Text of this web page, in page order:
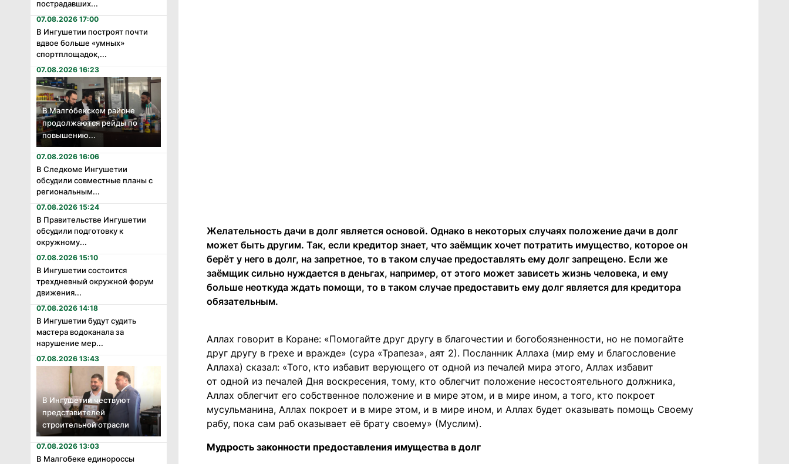
пострадавших...
07.08.2026 17:00
В Ингушетии построят почти
вдвое больше «умных»
спортплощадок,...
07.08.2026 16:23
В Малгобекском районе
продолжаются рейды по
повышению...
07.08.2026 16:06
В Следкоме Ингушетии
обсудили совместные планы с
региональным...
07.08.2026 15:24
В Правительстве Ингушетии
обсудили подготовку к
окружному...
07.08.2026 15:10
В Ингушетии состоится
трехдневный окружной форум
движения...
07.08.2026 14:18
В Ингушетии будут судить
мастера водоканала за
нарушение мер...
07.08.2026 13:43
В Ингушетии чествуют
представителей
строительной отрасли
07.08.2026 13:03
В Малгобеке единороссы
Желательность дачи в долг является основой. Однако в некоторых случаях положение дачи в долг
может быть другим. Так, если кредитор знает, что заёмщик хочет потратить имущество, которое он
берёт у него в долг, на запретное, то в таком случае предоставлять ему долг запрещено. Если же
заёмщик сильно нуждается в деньгах, например, от этого может зависеть жизнь человека, и ему
больше неоткуда ждать помощи, то в таком случае предоставить ему долг является для кредитора
обязательным.
Аллах говорит в Коране: «Помогайте друг другу в благочестии и богобоязненности, но не помогайте
друг другу в грехе и вражде» (сура «Трапеза», аят 2). Посланник Аллаха (мир ему и благословение
Аллаха) сказал: «Того, кто избавит верующего от одной из печалей мира этого, Аллах избавит
от одной из печалей Дня воскресения, тому, кто облегчит положение несостоятельного должника,
Аллах облегчит его собственное положение и в мире этом, и в мире ином, а того, кто покроет
мусульманина, Аллах покроет и в мире этом, и в мире ином, и Аллах будет оказывать помощь Своему
рабу, пока сам раб оказывает её брату своему» (Муслим).
Мудрость законности предоставления имущества в долг